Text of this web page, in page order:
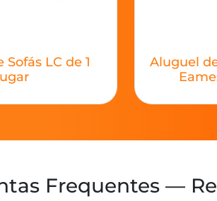
LC de 1
Aluguel
Frequentes —